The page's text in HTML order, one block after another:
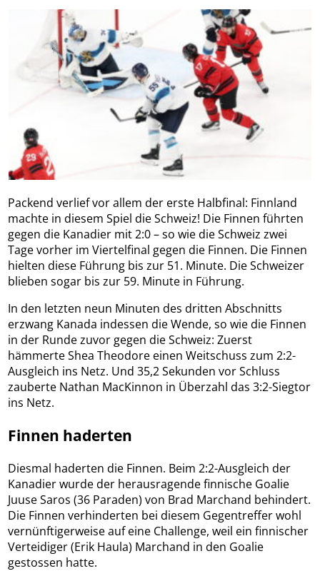
Packend verlief vor allem der erste Halbfinal: Finnland
machte in diesem Spiel die Schweiz! Die Finnen führten
gegen die Kanadier mit 2:0 – so wie die Schweiz zwei
Tage vorher im Viertelfinal gegen die Finnen. Die Finnen
hielten diese Führung bis zur 51. Minute. Die Schweizer
blieben sogar bis zur 59. Minute in Führung.
In den letzten neun Minuten des dritten Abschnitts
erzwang Kanada indessen die Wende, so wie die Finnen
in der Runde zuvor gegen die Schweiz: Zuerst
hämmerte Shea Theodore einen Weitschuss zum 2:2-
Ausgleich ins Netz. Und 35,2 Sekunden vor Schluss
zauberte Nathan MacKinnon in Überzahl das 3:2-Siegtor
ins Netz.
Finnen haderten
Diesmal haderten die Finnen. Beim 2:2-Ausgleich der
Kanadier wurde der herausragende finnische Goalie
Juuse Saros (36 Paraden) von Brad Marchand behindert.
Die Finnen verhinderten bei diesem Gegentreffer wohl
vernünftigerweise auf eine Challenge, weil ein finnischer
Verteidiger (Erik Haula) Marchand in den Goalie
gestossen hatte.